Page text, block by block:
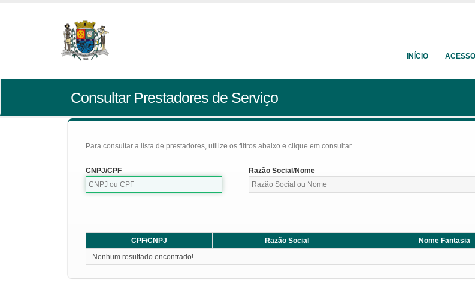
INÍCIO
Consultar Prestadores de Serviço
Para consultar a lista de prestadores, utilize os filtros abaixo e clique em consultar.
CNPJ/CPF Razão Social/Nome
CPF/CNPJ Razão Social Nome Fantasia
Nenhum resultado encontrado!